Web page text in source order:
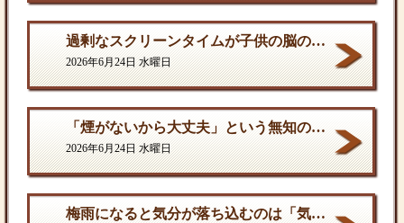
過剰なスクリーンタイムが子供の脳の発達を停滞させる。
2026年6月24日 水曜日
「煙がないから大丈夫」という無知の罪。となりに一人生息するだけで、そこは危険地帯である
2026年6月24日 水曜日
梅雨になると気分が落ち込むのは「気のせい」ではない